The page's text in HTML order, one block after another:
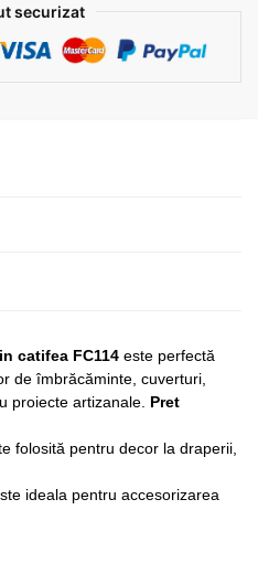
securizat
catifea FC114 este perfectă
de îmbrăcăminte, cuverturi,
proiecte artizanale. Pret
folosită pentru decor la draperii,
ideala pentru accesorizarea